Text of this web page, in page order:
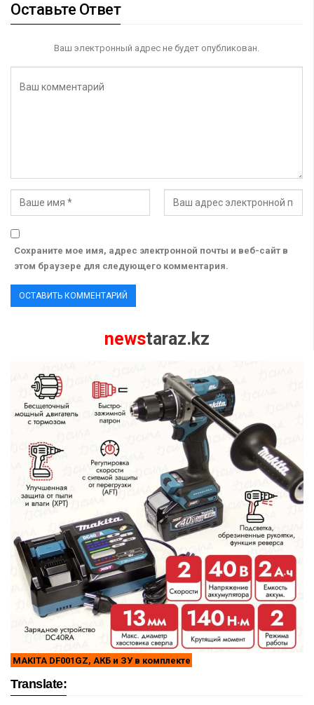
Оставьте Ответ
Ваш электронный адрес не будет опубликован.
Сохраните мое имя, адрес электронной почты и веб-сайт в
этом браузере для следующего комментария.
newstaraz.kz
MAKITA DF001GZ, АКБ и ЗУ в комплекте
Translate: